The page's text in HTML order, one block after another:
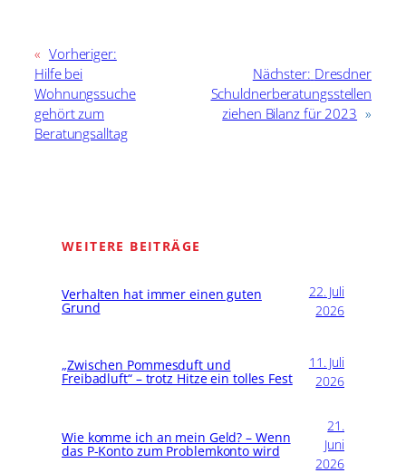
« Vorheriger:
Hilfe bei
Wohnungssuche
gehört zum
Beratungsalltag
Nächster: Dresdner
Schuldnerberatungsstellen
ziehen Bilanz für 2023 »
WEITERE BEITRÄGE
Verhalten hat immer einen guten
Grund
22. Juli
2026
„Zwischen Pommesduft und
Freibadluft“ – trotz Hitze ein tolles Fest
11. Juli
2026
Wie komme ich an mein Geld? – Wenn
das P-Konto zum Problemkonto wird
21.
Juni
2026